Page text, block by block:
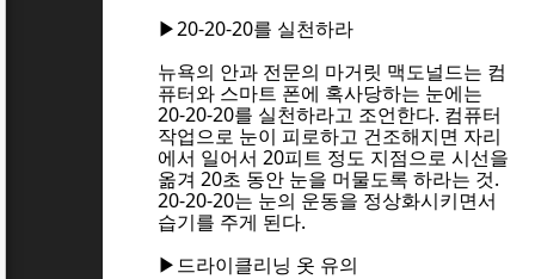
▶20-20-20를 실천하라
뉴욕의 안과 전문의 마거릿 맥도널드는 컴
퓨터와 스마트 폰에 혹사당하는 눈에는
20-20-20를 실천하라고 조언한다. 컴퓨터
작업으로 눈이 피로하고 건조해지면 자리
에서 일어서 20피트 정도 지점으로 시선을
옮겨 20초 동안 눈을 머물도록 하라는 것.
20-20-20는 눈의 운동을 정상화시키면서
습기를 주게 된다.
▶드라이클리닝 옷 유의